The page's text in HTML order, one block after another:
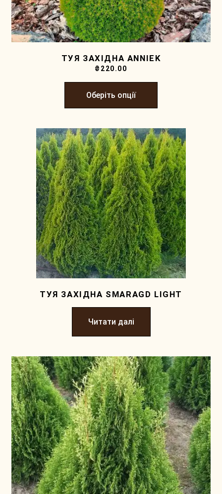
ТУЯ ЗАХІДНА ANNIEK
₴ 220.00
Оберіть опції
ТУЯ ЗАХІДНА SMARAGD LIGHT
Читати далі